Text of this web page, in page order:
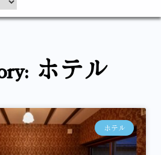
ホテル
ホテル